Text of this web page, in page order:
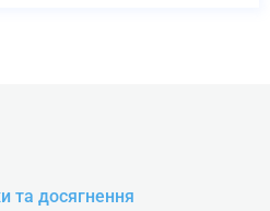
та досягнення